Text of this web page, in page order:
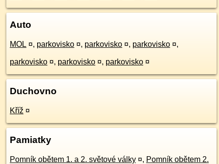
Auto
MOL ¤, parkovisko ¤, parkovisko ¤, parkovisko ¤,
parkovisko ¤, parkovisko ¤, parkovisko ¤
Duchovno
Kříž ¤
Pamiatky
Pomník obětem 1. a 2. světové války ¤, Pomník obětem 2.